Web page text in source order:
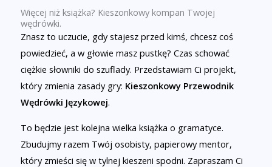
Więcej niż książka? Kieszonkowy kompan Twojej
wędrówki.​
Znasz to uczucie, gdy stajesz przed kimś, chcesz coś
powiedzieć, a w głowie masz pustkę? Czas schować
ciężkie słowniki do szuflady. Przedstawiam Ci projekt,
który zmienia zasady gry: Kieszonkowy Przewodnik
Wędrówki Językowej.
To będzie jest kolejna wielka książka o gramatyce.
Zbudujmy razem Twój osobisty, papierowy mentor,
który zmieści się w tylnej kieszeni spodni. Zapraszam Ci